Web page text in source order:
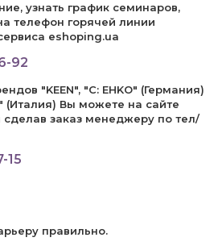
узнать график семинаров,
телефон горячей линии
eshoping.ua
92
"KEEN", "C: EHKO" (Германия)
(Италия) Вы можете на сайте
сделав заказ менеджеру по тел/
15
правильно.